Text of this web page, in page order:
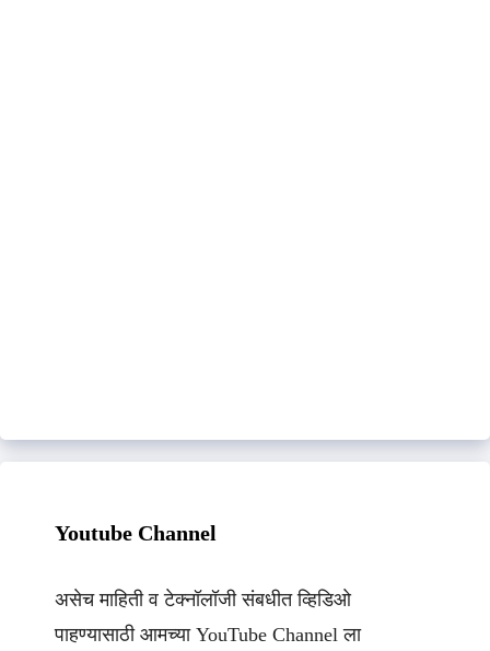
Youtube Channel
असेच माहिती व टेक्नॉलॉजी संबधीत व्हिडिओ
पाहण्यासाठी आमच्या YouTube Channel ला